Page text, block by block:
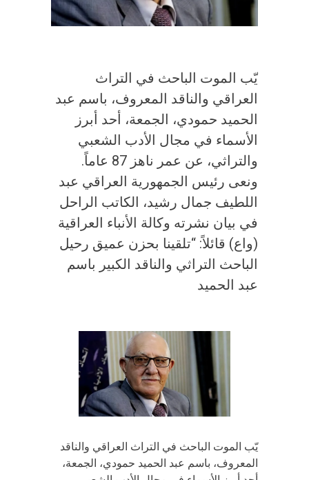
يّب الموت الباحث في التراث
العراقي والناقد المعروف، باسم عبد
الحميد حمودي، الجمعة، أحد أبرز
الأسماء في مجال الأدب الشعبي
والتراثي، عن عمر ناهز 87 عاماً.
ونعى رئيس الجمهورية العراقي عبد
اللطيف جمال رشيد، الكاتب الراحل
في بيان نشرته وكالة الأنباء العراقية
(واع) قائلاً: “تلقينا بحزن عميق رحيل
الباحث التراثي والناقد الكبير باسم
عبد الحميد
يّب الموت الباحث في التراث العراقي والناقد
المعروف، باسم عبد الحميد حمودي، الجمعة،